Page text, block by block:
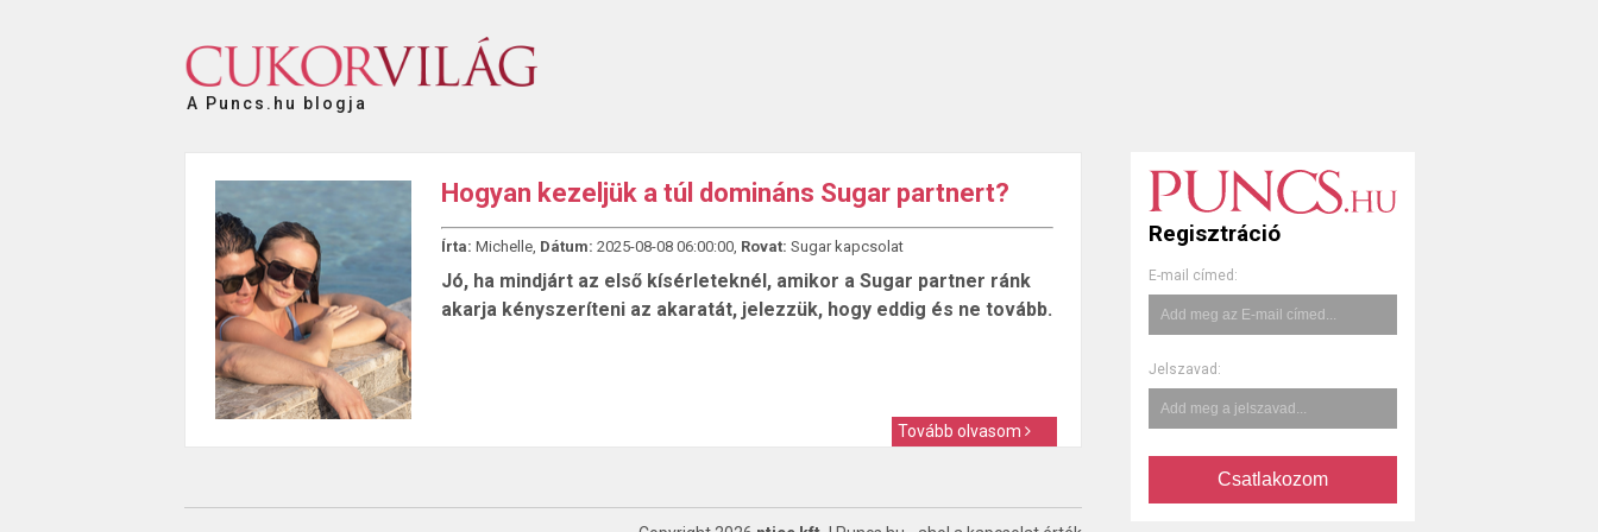
Regisztráció
E-mail címed:
Jelszavad:
Csatlakozom
A Puncs.hu blogja
Hogyan kezeljük a túl domináns Sugar partnert?
Írta: Michelle, Dátum: 2025-08-08 06:00:00, Rovat: Sugar kapcsolat
Jó, ha mindjárt az első kísérleteknél, amikor a Sugar partner ránk
akarja kényszeríteni az akaratát, jelezzük, hogy eddig és ne tovább.
Tovább olvasom